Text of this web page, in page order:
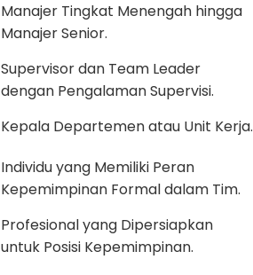
Manajer Tingkat Menengah hingga
Manajer Senior.
Supervisor dan Team Leader
dengan Pengalaman Supervisi.
Kepala Departemen atau Unit Kerja.
Individu yang Memiliki Peran
Kepemimpinan Formal dalam Tim.
Profesional yang Dipersiapkan
untuk Posisi Kepemimpinan.